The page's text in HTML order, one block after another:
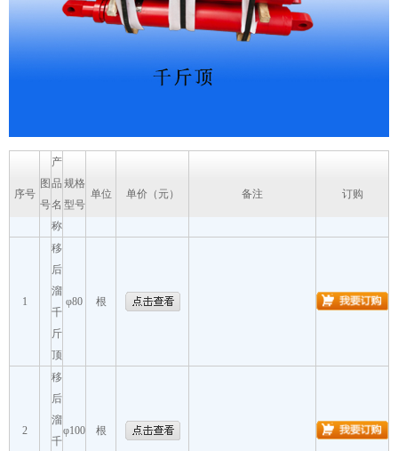
序号
图
号
产
品
名
称
规格
型号
单位 单价（元） 备注 订购
1
移
后
溜
千
斤
顶
φ80 根
2
移
后
溜
千
φ100 根